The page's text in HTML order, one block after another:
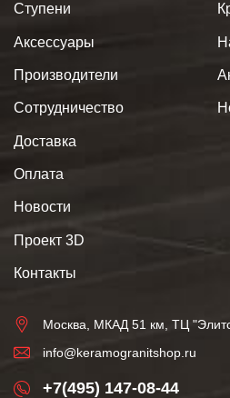
Ступени
Аксессуары
Производители
Сотрудничество
Доставка
Оплата
Новости
Проект 3D
Контакты
Москва, МКАД 51 км, ТЦ
info@keramogranitshop.ru
+7(495) 147-08-44